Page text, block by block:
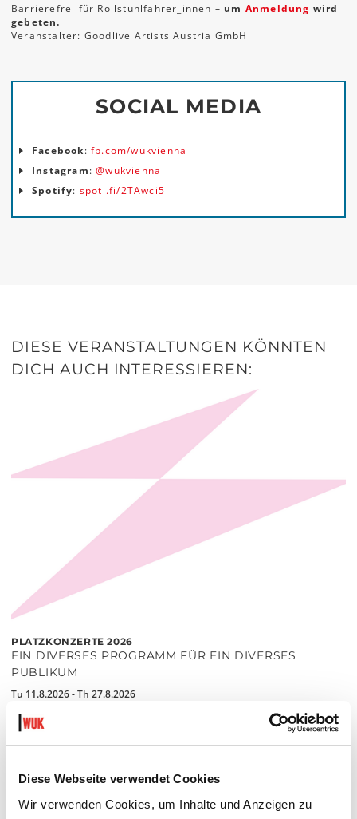
Diese Webseite verwendet Cookies
Wir verwenden Cookies, um Inhalte und Anzeigen zu
Barrierefrei für Rollstuhlfahrer_innen – um Anmeldung wird
gebeten.
Veranstalter: Goodlive Artists Austria GmbH
SOCIAL MEDIA
Facebook:fb.com/wukvienna
Instagram:@wukvienna
Spotify: spoti.fi/2TAwci5
DIESE VERANSTALTUNGEN KÖNNTEN
DICH AUCH INTERESSIEREN:
PLATZKONZERTE 2026
EIN DIVERSES PROGRAMM FÜR EIN DIVERSES
PUBLIKUM
Tu 11.8.2026 - Th 27.8.2026
Hof
READ MORE